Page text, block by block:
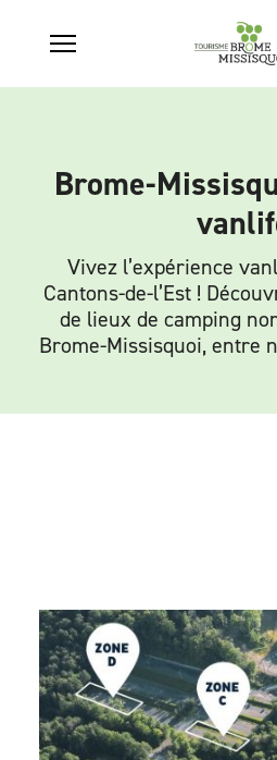
Brome-
Vivez l’expérience
Cantons-de-l’Est !
de lieux de camping
Brome-Missisquoi, entre